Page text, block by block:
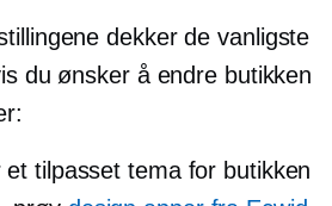
dekker de vanligste
du ønsker å endre butikken
tilpasset tema for butikken